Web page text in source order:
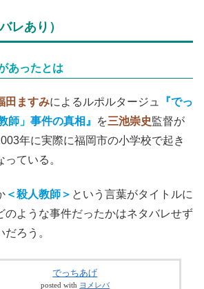
レあり）
あったとは
田ますみによるルポルタージュ
『でっ
師」事件の真相』
を三池崇史監督が
年に実際に福岡市の小学校で起き
ている。
＜殺人教師＞ という言葉がタイトルに
のような事件だったかはネタバレせず
ろう。
でっちあげ
posted with ヨメレバ